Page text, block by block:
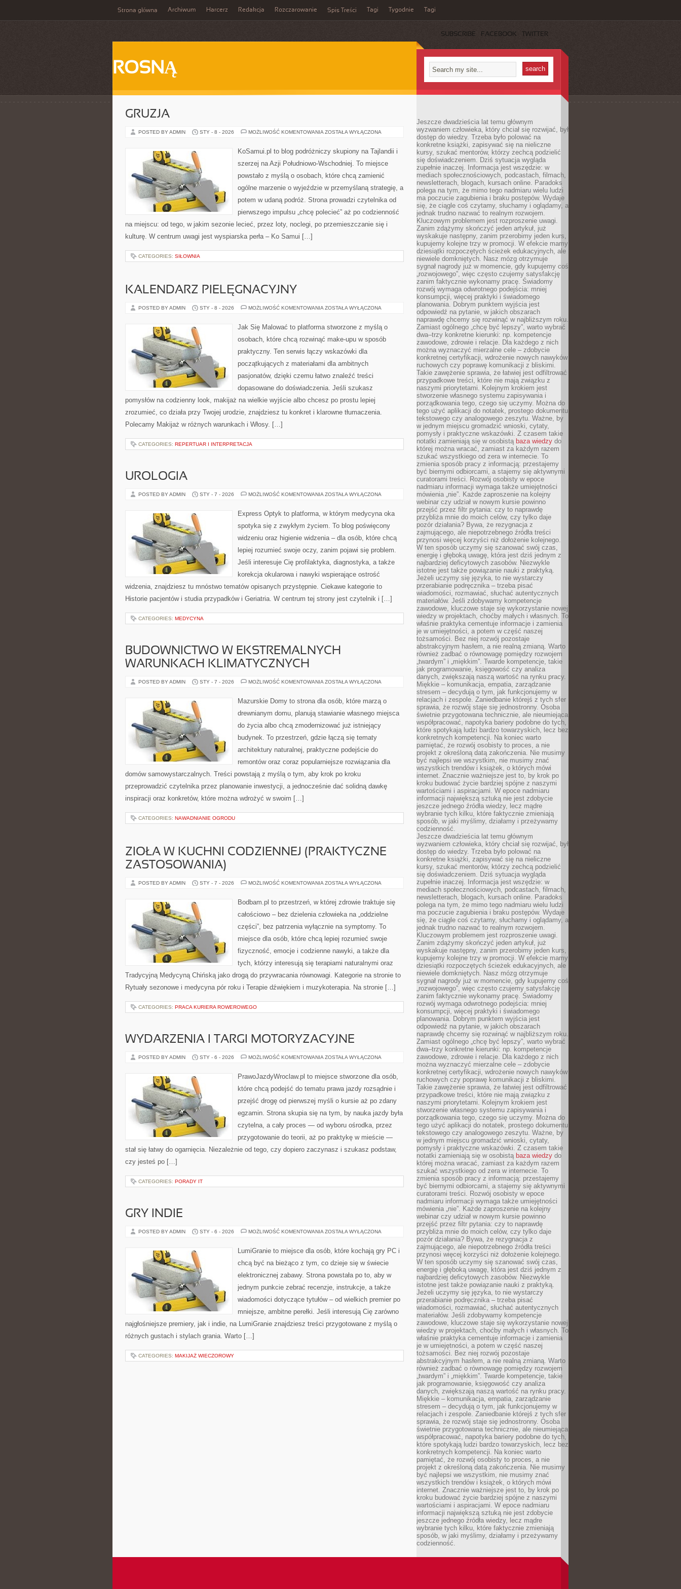
Strona główna Archiwum Harcerz Redakcja Rozczarowanie Spis Treści Tagi Tygodnie Tagi
SUBSCRIBE FACEBOOK TWITTER
ROSNĄ
GRUZJA
POSTED BY ADMIN STY - 8 - 2026 MOŻLIWOŚĆ KOMENTOWANIA GRUZJA
ZOSTAŁA WYŁĄCZONA
KoSamui.pl to blog podróżniczy skupiony na Tajlandii i
szerzej na Azji Południowo-Wschodniej. To miejsce
powstało z myślą o osobach, które chcą zamienić
ogólne marzenie o wyjeździe w przemyślaną strategię, a
potem w udaną podróż. Strona prowadzi czytelnika od
pierwszego impulsu „chcę polecieć” aż po codzienność
na miejscu: od tego, w jakim sezonie lecieć, przez loty, noclegi, po przemieszczanie się i
kulturę. W centrum uwagi jest wyspiarska perła – Ko Samui […]
CATEGORIES: SIŁOWNIA
KALENDARZ PIELĘGNACYJNY
POSTED BY ADMIN STY - 8 - 2026 MOŻLIWOŚĆ KOMENTOWANIA KALENDARZ
ZOSTAŁA WYŁĄCZONA
Jak Się Malować to platforma stworzone z myślą o
osobach, które chcą rozwinąć make-upu w sposób
praktyczny. Ten serwis łączy wskazówki dla
początkujących z materiałami dla ambitnych
pasjonatów, dzięki czemu łatwo znaleźć treści
dopasowane do doświadczenia. Jeśli szukasz
pomysłów na codzienny look, makijaż na wielkie wyjście albo chcesz po prostu lepiej
zrozumieć, co działa przy Twojej urodzie, znajdziesz tu konkret i klarowne tłumaczenia.
Polecamy Makijaż w różnych warunkach i Włosy. […]
CATEGORIES: REPERTUAR I INTERPRETACJA
UROLOGIA
POSTED BY ADMIN STY - 7 - 2026 MOŻLIWOŚĆ KOMENTOWANIA UROLOGIA
ZOSTAŁA WYŁĄCZONA
Express Optyk to platforma, w którym medycyna oka
spotyka się z zwykłym życiem. To blog poświęcony
widzeniu oraz higienie widzenia – dla osób, które chcą
lepiej rozumieć swoje oczy, zanim pojawi się problem.
Jeśli interesuje Cię profilaktyka, diagnostyka, a także
korekcja okularowa i nawyki wspierające ostrość
widzenia, znajdziesz tu mnóstwo tematów opisanych przystępnie. Ciekawe kategorie to
Historie pacjentów i studia przypadków i Geriatria. W centrum tej strony jest czytelnik i […]
CATEGORIES: MEDYCYNA
BUDOWNICTWO W EKSTREMALNYCH
WARUNKACH KLIMATYCZNYCH
POSTED BY ADMIN STY - 7 - 2026 MOŻLIWOŚĆ KOMENTOWANIA BUDOWNICTWO
WARUNKACH
KLIMATYCZNYCH
ZOSTAŁA WYŁĄCZONA
Mazurskie Domy to strona dla osób, które marzą o
drewnianym domu, planują stawianie własnego miejsca
do życia albo chcą zmodernizować już istniejący
budynek. To przestrzeń, gdzie łączą się tematy
architektury naturalnej, praktyczne podejście do
remontów oraz coraz popularniejsze rozwiązania dla
domów samowystarczalnych. Treści powstają z myślą o tym, aby krok po kroku
przeprowadzić czytelnika przez planowanie inwestycji, a jednocześnie dać solidną dawkę
inspiracji oraz konkretów, które można wdrożyć w swoim […]
CATEGORIES: NAWADNIANIE OGRODU
ZIOŁA W KUCHNI CODZIENNEJ (PRAKTYCZNE
ZASTOSOWANIA)
POSTED BY ADMIN STY - 7 - 2026 MOŻLIWOŚĆ KOMENTOWANIA ZIOŁA
CODZIENNEJ
(PRAKTYCZNE
ZOSTAŁA WYŁĄCZONA
Bodbam.pl to przestrzeń, w której zdrowie traktuje się
całościowo – bez dzielenia człowieka na „oddzielne
części”, bez patrzenia wyłącznie na symptomy. To
miejsce dla osób, które chcą lepiej rozumieć swoje
fizyczność, emocje i codzienne nawyki, a także dla
tych, którzy interesują się terapiami naturalnymi oraz
Tradycyjną Medycyną Chińską jako drogą do przywracania równowagi. Kategorie na stronie to
Rytuały sezonowe i medycyna pór roku i Terapie dźwiękiem i muzykoterapia. Na stronie […]
CATEGORIES: PRACA KURIERA ROWEROWEGO
WYDARZENIA I TARGI MOTORYZACYJNE
POSTED BY ADMIN STY - 6 - 2026 MOŻLIWOŚĆ KOMENTOWANIA WYDARZENIA
MOTORYZACYJNE
ZOSTAŁA WYŁĄCZONA
PrawoJazdyWroclaw.pl to miejsce stworzone dla osób,
które chcą podejść do tematu prawa jazdy rozsądnie i
przejść drogę od pierwszej myśli o kursie aż po zdany
egzamin. Strona skupia się na tym, by nauka jazdy była
czytelna, a cały proces — od wyboru ośrodka, przez
przygotowanie do teorii, aż po praktykę w mieście —
stał się łatwy do ogarnięcia. Niezależnie od tego, czy dopiero zaczynasz i szukasz podstaw,
czy jesteś po […]
CATEGORIES: PORADY IT
GRY INDIE
POSTED BY ADMIN STY - 6 - 2026 MOŻLIWOŚĆ KOMENTOWANIA GRY
ZOSTAŁA WYŁĄCZONA
LumiGranie to miejsce dla osób, które kochają gry PC i
chcą być na bieżąco z tym, co dzieje się w świecie
elektronicznej zabawy. Strona powstała po to, aby w
jednym punkcie zebrać recenzje, instrukcje, a także
wiadomości dotyczące tytułów – od wielkich premier po
mniejsze, ambitne perełki. Jeśli interesują Cię zarówno
najgłośniejsze premiery, jak i indie, na LumiGranie znajdziesz treści przygotowane z myślą o
różnych gustach i stylach grania. Warto […]
CATEGORIES: MAKIJAŻ WIECZOROWY
Jeszcze dwadzieścia lat temu głównym
wyzwaniem człowieka, który chciał się rozwijać, był
dostęp do wiedzy. Trzeba było polować na
konkretne książki, zapisywać się na nieliczne
kursy, szukać mentorów, którzy zechcą podzielić
się doświadczeniem. Dziś sytuacja wygląda
zupełnie inaczej. Informacja jest wszędzie: w
mediach społecznościowych, podcastach, filmach,
newsletterach, blogach, kursach online. Paradoks
polega na tym, że mimo tego nadmiaru wielu ludzi
ma poczucie zagubienia i braku postępów. Wydaje
się, że ciągle coś czytamy, słuchamy i oglądamy, a
jednak trudno nazwać to realnym rozwojem.
Kluczowym problemem jest rozproszenie uwagi.
Zanim zdążymy skończyć jeden artykuł, już
wyskakuje następny, zanim przerobimy jeden kurs,
kupujemy kolejne trzy w promocji. W efekcie mamy
dziesiątki rozpoczętych ścieżek edukacyjnych, ale
niewiele domkniętych. Nasz mózg otrzymuje
sygnał nagrody już w momencie, gdy kupujemy coś
„rozwojowego”, więc często czujemy satysfakcję
zanim faktycznie wykonamy pracę. Świadomy
rozwój wymaga odwrotnego podejścia: mniej
konsumpcji, więcej praktyki i świadomego
planowania. Dobrym punktem wyjścia jest
odpowiedź na pytanie, w jakich obszarach
naprawdę chcemy się rozwinąć w najbliższym roku.
Zamiast ogólnego „chcę być lepszy”, warto wybrać
dwa–trzy konkretne kierunki: np. kompetencje
zawodowe, zdrowie i relacje. Dla każdego z nich
można wyznaczyć mierzalne cele – zdobycie
konkretnej certyfikacji, wdrożenie nowych nawyków
ruchowych czy poprawę komunikacji z bliskimi.
Takie zawężenie sprawia, że łatwiej jest odfiltrować
przypadkowe treści, które nie mają związku z
naszymi priorytetami. Kolejnym krokiem jest
stworzenie własnego systemu zapisywania i
porządkowania tego, czego się uczymy. Można do
tego użyć aplikacji do notatek, prostego dokumentu
tekstowego czy analogowego zeszytu. Ważne, by
w jednym miejscu gromadzić wnioski, cytaty,
pomysły i praktyczne wskazówki. Z czasem takie
notatki zamieniają się w osobistą baza wiedzy do
której można wracać, zamiast za każdym razem
szukać wszystkiego od zera w internecie. To
zmienia sposób pracy z informacją: przestajemy
być biernymi odbiorcami, a stajemy się aktywnymi
curatorami treści. Rozwój osobisty w epoce
nadmiaru informacji wymaga także umiejętności
mówienia „nie”. Każde zaproszenie na kolejny
webinar czy udział w nowym kursie powinno
przejść przez filtr pytania: czy to naprawdę
przybliża mnie do moich celów, czy tylko daje
pozór działania? Bywa, że rezygnacja z
zajmującego, ale niepotrzebnego źródła treści
przynosi więcej korzyści niż dołożenie kolejnego.
W ten sposób uczymy się szanować swój czas,
energię i głęboką uwagę, która jest dziś jednym z
najbardziej deficytowych zasobów. Niezwykle
istotne jest także powiązanie nauki z praktyką.
Jeżeli uczymy się języka, to nie wystarczy
przerabianie podręcznika – trzeba pisać
wiadomości, rozmawiać, słuchać autentycznych
materiałów. Jeśli zdobywamy kompetencje
zawodowe, kluczowe staje się wykorzystanie nowej
wiedzy w projektach, choćby małych i własnych. To
właśnie praktyka cementuje informacje i zamienia
je w umiejętności, a potem w część naszej
tożsamości. Bez niej rozwój pozostaje
abstrakcyjnym hasłem, a nie realną zmianą. Warto
również zadbać o równowagę pomiędzy rozwojem
„twardym” i „miękkim”. Twarde kompetencje, takie
jak programowanie, księgowość czy analiza
danych, zwiększają naszą wartość na rynku pracy.
Miękkie – komunikacja, empatia, zarządzanie
stresem – decydują o tym, jak funkcjonujemy w
relacjach i zespole. Zaniedbanie którejś z tych sfer
sprawia, że rozwój staje się jednostronny. Osoba
świetnie przygotowana technicznie, ale nieumiejąca
współpracować, napotyka bariery podobne do tych,
które spotykają ludzi bardzo towarzyskich, lecz bez
konkretnych kompetencji. Na koniec warto
pamiętać, że rozwój osobisty to proces, a nie
projekt z określoną datą zakończenia. Nie musimy
być najlepsi we wszystkim, nie musimy znać
wszystkich trendów i książek, o których mówi
internet. Znacznie ważniejsze jest to, by krok po
kroku budować życie bardziej spójne z naszymi
wartościami i aspiracjami. W epoce nadmiaru
informacji największą sztuką nie jest zdobycie
jeszcze jednego źródła wiedzy, lecz mądre
wybranie tych kilku, które faktycznie zmieniają
sposób, w jaki myślimy, działamy i przeżywamy
codzienność.
Jeszcze dwadzieścia lat temu głównym
wyzwaniem człowieka, który chciał się rozwijać, był
dostęp do wiedzy. Trzeba było polować na
konkretne książki, zapisywać się na nieliczne
kursy, szukać mentorów, którzy zechcą podzielić
się doświadczeniem. Dziś sytuacja wygląda
zupełnie inaczej. Informacja jest wszędzie: w
mediach społecznościowych, podcastach, filmach,
newsletterach, blogach, kursach online. Paradoks
polega na tym, że mimo tego nadmiaru wielu ludzi
ma poczucie zagubienia i braku postępów. Wydaje
się, że ciągle coś czytamy, słuchamy i oglądamy, a
jednak trudno nazwać to realnym rozwojem.
Kluczowym problemem jest rozproszenie uwagi.
Zanim zdążymy skończyć jeden artykuł, już
wyskakuje następny, zanim przerobimy jeden kurs,
kupujemy kolejne trzy w promocji. W efekcie mamy
dziesiątki rozpoczętych ścieżek edukacyjnych, ale
niewiele domkniętych. Nasz mózg otrzymuje
sygnał nagrody już w momencie, gdy kupujemy coś
„rozwojowego”, więc często czujemy satysfakcję
zanim faktycznie wykonamy pracę. Świadomy
rozwój wymaga odwrotnego podejścia: mniej
konsumpcji, więcej praktyki i świadomego
planowania. Dobrym punktem wyjścia jest
odpowiedź na pytanie, w jakich obszarach
naprawdę chcemy się rozwinąć w najbliższym roku.
Zamiast ogólnego „chcę być lepszy”, warto wybrać
dwa–trzy konkretne kierunki: np. kompetencje
zawodowe, zdrowie i relacje. Dla każdego z nich
można wyznaczyć mierzalne cele – zdobycie
konkretnej certyfikacji, wdrożenie nowych nawyków
ruchowych czy poprawę komunikacji z bliskimi.
Takie zawężenie sprawia, że łatwiej jest odfiltrować
przypadkowe treści, które nie mają związku z
naszymi priorytetami. Kolejnym krokiem jest
stworzenie własnego systemu zapisywania i
porządkowania tego, czego się uczymy. Można do
tego użyć aplikacji do notatek, prostego dokumentu
tekstowego czy analogowego zeszytu. Ważne, by
w jednym miejscu gromadzić wnioski, cytaty,
pomysły i praktyczne wskazówki. Z czasem takie
notatki zamieniają się w osobistą baza wiedzy do
której można wracać, zamiast za każdym razem
szukać wszystkiego od zera w internecie. To
zmienia sposób pracy z informacją: przestajemy
być biernymi odbiorcami, a stajemy się aktywnymi
curatorami treści. Rozwój osobisty w epoce
nadmiaru informacji wymaga także umiejętności
mówienia „nie”. Każde zaproszenie na kolejny
webinar czy udział w nowym kursie powinno
przejść przez filtr pytania: czy to naprawdę
przybliża mnie do moich celów, czy tylko daje
pozór działania? Bywa, że rezygnacja z
zajmującego, ale niepotrzebnego źródła treści
przynosi więcej korzyści niż dołożenie kolejnego.
W ten sposób uczymy się szanować swój czas,
energię i głęboką uwagę, która jest dziś jednym z
najbardziej deficytowych zasobów. Niezwykle
istotne jest także powiązanie nauki z praktyką.
Jeżeli uczymy się języka, to nie wystarczy
przerabianie podręcznika – trzeba pisać
wiadomości, rozmawiać, słuchać autentycznych
materiałów. Jeśli zdobywamy kompetencje
zawodowe, kluczowe staje się wykorzystanie nowej
wiedzy w projektach, choćby małych i własnych. To
właśnie praktyka cementuje informacje i zamienia
je w umiejętności, a potem w część naszej
tożsamości. Bez niej rozwój pozostaje
abstrakcyjnym hasłem, a nie realną zmianą. Warto
również zadbać o równowagę pomiędzy rozwojem
„twardym” i „miękkim”. Twarde kompetencje, takie
jak programowanie, księgowość czy analiza
danych, zwiększają naszą wartość na rynku pracy.
Miękkie – komunikacja, empatia, zarządzanie
stresem – decydują o tym, jak funkcjonujemy w
relacjach i zespole. Zaniedbanie którejś z tych sfer
sprawia, że rozwój staje się jednostronny. Osoba
świetnie przygotowana technicznie, ale nieumiejąca
współpracować, napotyka bariery podobne do tych,
które spotykają ludzi bardzo towarzyskich, lecz bez
konkretnych kompetencji. Na koniec warto
pamiętać, że rozwój osobisty to proces, a nie
projekt z określoną datą zakończenia. Nie musimy
być najlepsi we wszystkim, nie musimy znać
wszystkich trendów i książek, o których mówi
internet. Znacznie ważniejsze jest to, by krok po
kroku budować życie bardziej spójne z naszymi
wartościami i aspiracjami. W epoce nadmiaru
informacji największą sztuką nie jest zdobycie
jeszcze jednego źródła wiedzy, lecz mądre
wybranie tych kilku, które faktycznie zmieniają
sposób, w jaki myślimy, działamy i przeżywamy
codzienność.